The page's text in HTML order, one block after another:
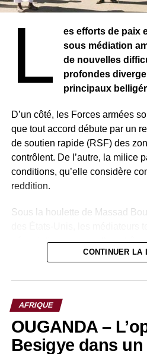
RELATED TOPICS:
SÉNÉGAL – Barthelemy
mairie de la ville de Dakar
[PROCÈS SANKARA] – Le
commando et un
L
es efforts de paix
sous médiation
de nouvelles
profondes
principaux
D’un côté, les Forces armées
que tout accord débute par un
de soutien rapide (RSF) des
contrôlent. De l’autre, la milice
conditions, qu’elle considère
reddition.
Sous la houlette de Massad
négociations en vue d’une
Toutefois, les positions restent
les discussions. Selon
les récents gains des SAF
renforcé leur position dans les
CONTINUER LA
AFRIQUE
OUGANDA –
Besigye dans